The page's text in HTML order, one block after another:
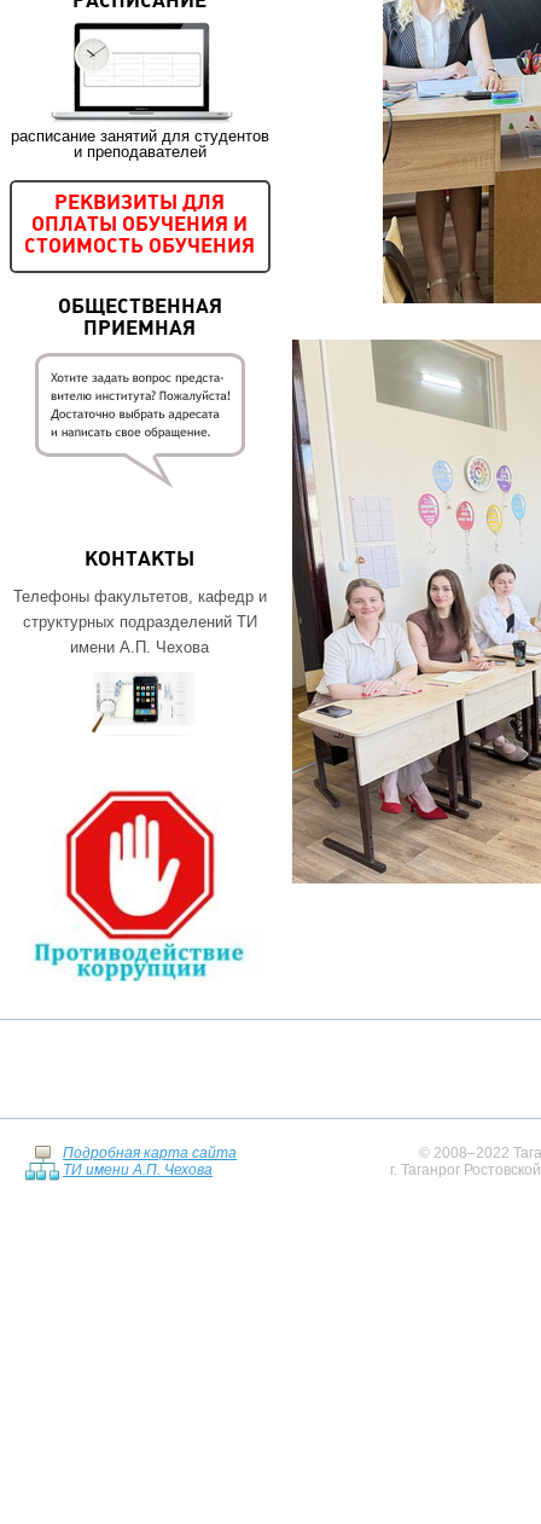
расписание занятий для студентов
и преподавателей
РЕКВИЗИТЫ ДЛЯ
ОПЛАТЫ ОБУЧЕНИЯ И
СТОИМОСТЬ ОБУЧЕНИЯ
ОБЩЕСТВЕННАЯ
ПРИЕМНАЯ
КОНТАКТЫ
Телефоны факультетов, кафедр и
структурных подразделений ТИ
имени А.П. Чехова
Подробная карта сайта
ТИ имени А.П. Чехова
© 2008–2022
г. Таганрог